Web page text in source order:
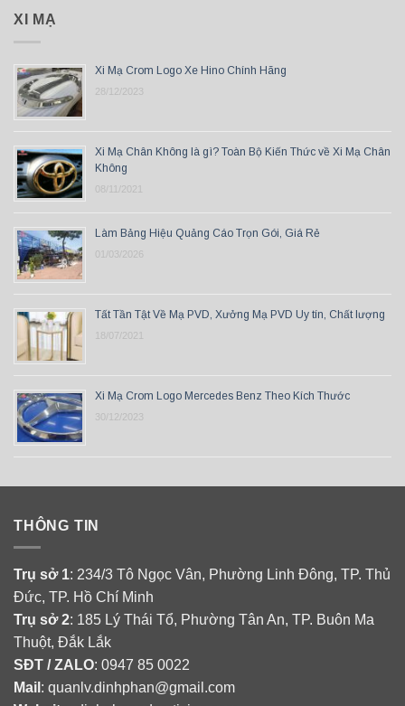
XI MẠ
Xi Mạ Crom Logo Xe Hino Chính Hãng
28/12/2023
Xi Mạ Chân Không là gì? Toàn Bộ Kiến Thức về Xi Mạ Chân
Không
08/11/2021
Làm Bảng Hiệu Quảng Cáo Trọn Gói, Giá Rẻ
01/03/2026
Tất Tần Tật Về Mạ PVD, Xưởng Mạ PVD Uy tín, Chất lượng
18/07/2021
Xi Mạ Crom Logo Mercedes Benz Theo Kích Thước
30/12/2023
THÔNG TIN
Trụ sở 1: 234/3 Tô Ngọc Vân, Phường Linh Đông, TP. Thủ
Đức, TP. Hồ Chí Minh
Trụ sở 2: 185 Lý Thái Tổ, Phường Tân An, TP. Buôn Ma
Thuột, Đắk Lắk
SĐT / ZALO: 0947 85 0022
Mail : quanlv.dinhphan@gmail.com